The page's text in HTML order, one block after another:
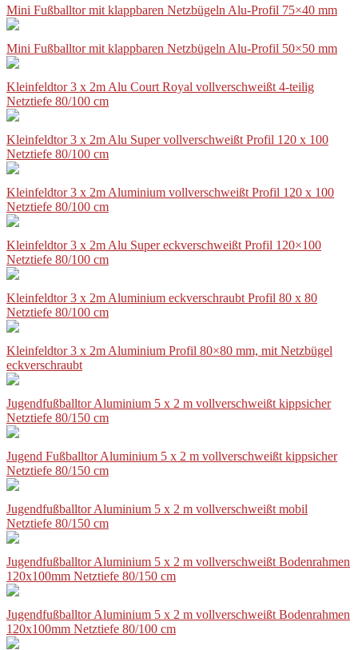
Mini Fußballtor mit klappbaren Netzbügeln Alu-Profil 75×40 mm
Mini Fußballtor mit klappbaren Netzbügeln Alu-Profil 50×50 mm
Kleinfeldtor 3 x 2m Alu Court Royal vollverschweißt 4-teilig
Netztiefe 80/100 cm
Kleinfeldtor 3 x 2m Alu Super vollverschweißt Profil 120 x 100
Netztiefe 80/100 cm
Kleinfeldtor 3 x 2m Aluminium vollverschweißt Profil 120 x 100
Netztiefe 80/100 cm
Kleinfeldtor 3 x 2m Alu Super eckverschweißt Profil 120×100
Netztiefe 80/100 cm
Kleinfeldtor 3 x 2m Aluminium eckverschraubt Profil 80 x 80
Netztiefe 80/100 cm
Kleinfeldtor 3 x 2m Aluminium Profil 80×80 mm, mit Netzbügel
eckverschraubt
Jugendfußballtor Aluminium 5 x 2 m vollverschweißt kippsicher
Netztiefe 80/150 cm
Jugend Fußballtor Aluminium 5 x 2 m vollverschweißt kippsicher
Netztiefe 80/150 cm
Jugendfußballtor Aluminium 5 x 2 m vollverschweißt mobil
Netztiefe 80/150 cm
Jugendfußballtor Aluminium 5 x 2 m vollverschweißt Bodenrahmen
120x100mm Netztiefe 80/150 cm
Jugendfußballtor Aluminium 5 x 2 m vollverschweißt Bodenrahmen
120x100mm Netztiefe 80/100 cm